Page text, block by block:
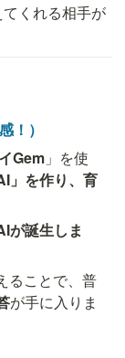
くれる相手が
！）
Gem 」を使
」を作り、育
が誕生しま
ることで、普
が手に入りま